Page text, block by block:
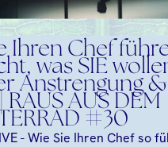
Ihren Chef
was SIE
Anstrengung
RAUS AUS DEM
#30
- Wie Sie Ihren Chef so